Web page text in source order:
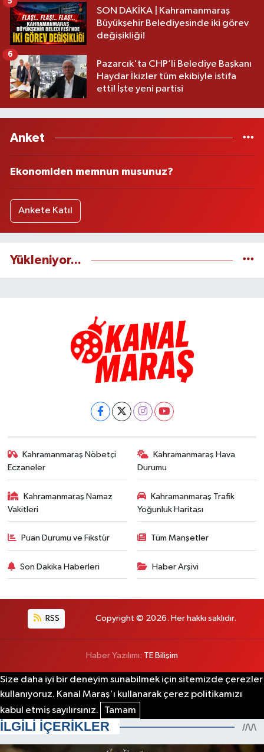
SON DAKİKA | Kahramanmaraş
Büyükşehir Belediyesinde iki görev
değişikliği!
Pazarcık'ta CHP’li Belediye Başkanı
Haydar İkizler tüm ekibiyle istifa
etti! İşte yeni partisi
6
Anket
Ekonomiden memnun musunuz?
Ankete Katıl
Yükleniyor...
Kahramanmaraş Nöbetçi
Eczaneler
Kahramanmaraş Hava
Durumu
Kahramanmaraş Namaz
Vakitleri
Kahramanmaraş Trafik
Yoğunluk Haritası
Puan Durumu ve Fikstür Tüm Manşetler
Son Dakika Haberleri Haber Arşivi
RSS Copyright © 2026. Her hakkı saklıdır.
Haber Yazılımı: TE Bilişim
Size daha iyi bir deneyim sunabilmek için sitemizde çerezler
kullanıyoruz. Kanal Maraş'ı kullanarak çerez politikamızı
kabul etmiş sayılırsınız.
Tamam